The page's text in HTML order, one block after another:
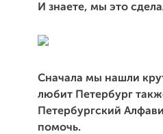
И знаете, мы это
Сначала мы нашли
любит Петербург
Петербургский
помочь.